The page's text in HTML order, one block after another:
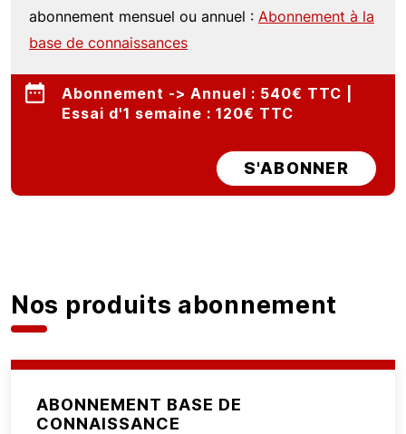
abonnement mensuel ou annuel : Abonnement à la
base de connaissances
Abonnement -> Annuel : 540€ TTC |
Essai d'1 semaine : 120€ TTC
S'ABONNER
Nos produits abonnement
ABONNEMENT BASE DE
CONNAISSANCE